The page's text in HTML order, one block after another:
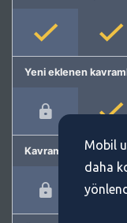
Yeni eklenen
Kavram önerme
Mobil
daha